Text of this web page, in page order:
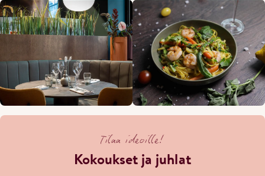
Tilaa ideoille!
Kokoukset ja juhlat
Sisäpihan viihtyisällä kesäterassilla nautit virkistäviä